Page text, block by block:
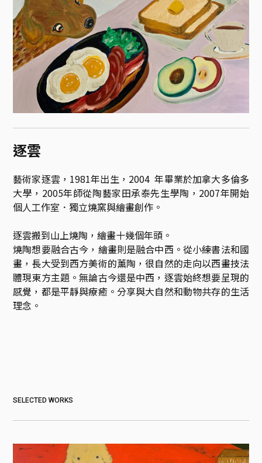
逐雲
藝術家逐雲，1981年出生，2004  年畢業於加拿大多倫多
大學，2005年師從陶藝家田承泰先生學陶，2007年開始
個人工作室．獨立燒窯與繪畫創作。
逐雲搬到山上燒陶，繪畫十幾個年頭。
燒陶想要融合古今，繪畫則是融合中西。從小練書法和國
畫，長大受到西方美術的薰陶，很自然的走向以西畫技法
體現東方主題。無論古今還是中西，逐雲始終想要呈現的
感覺，都是平靜與療癒。分享與大自然和動物共存的生活
SELECTED WORKS